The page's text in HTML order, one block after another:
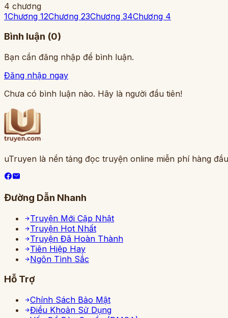
4 chương
1Chương 12Chương 23Chương 34Chương 4
Bình luận (0)
Bạn cần đăng nhập để bình luận.
Đăng nhập ngay
Chưa có bình luận nào. Hãy là người đầu tiên!
uTruyen là nền tảng đọc truyện online miễn phí hàng
Đường Dẫn Nhanh
Truyện Mới Cập Nhật
Truyện Hot Nhất
Truyện Đã Hoàn Thành
Tiên Hiệp Hay
Ngôn Tình Sắc
Hỗ Trợ
Chính Sách Bảo Mật
Điều Khoản Sử Dụng